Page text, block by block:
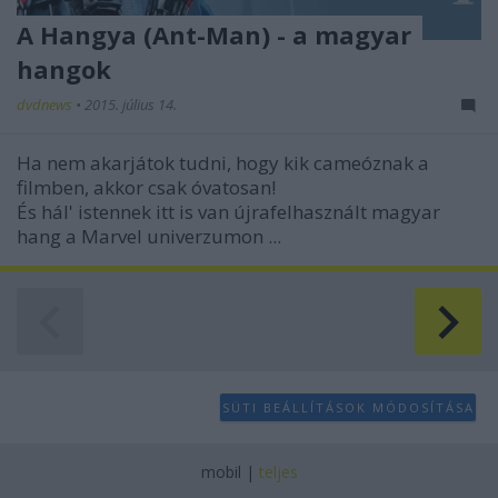
A Hangya (Ant-Man) - a magyar
hangok
dvdnews • 2015. július 14.
Ha nem akarjátok tudni, hogy kik cameóznak a
filmben, akkor csak óvatosan!
És hál' istennek itt is van újrafelhasznált magyar
hang a Marvel univerzumon ...
SÜTI BEÁLLÍTÁSOK MÓDOSÍTÁSA
mobil | teljes